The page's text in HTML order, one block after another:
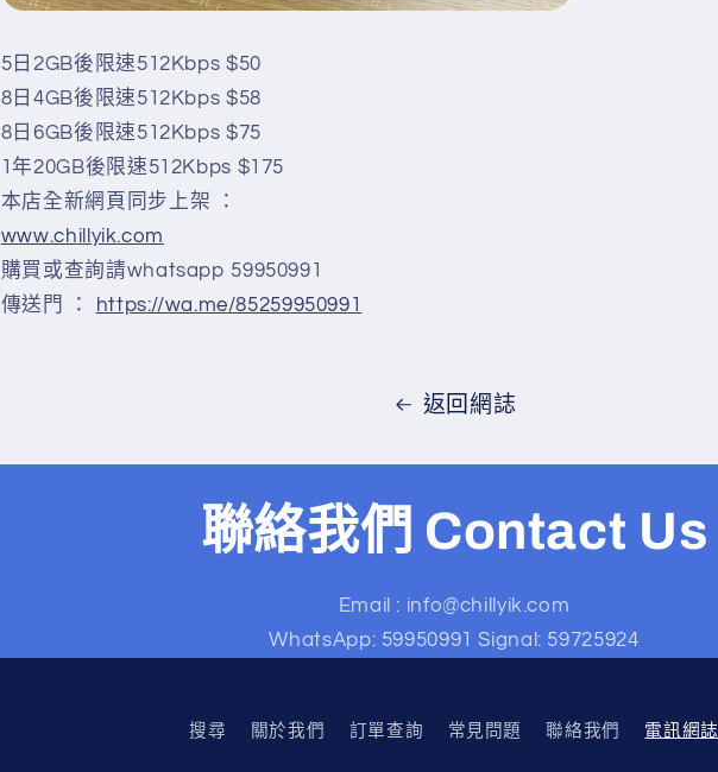
5日2GB後限速512Kbps $50
8日4GB後限速512Kbps $58
8日6GB後限速512Kbps $75
1年20GB後限速512Kbps $175
本店全新網頁同步上架 ：
www.chillyik.com
購買或查詢請whatsapp 59950991
傳送門 ：
https://wa.me/85259950991
返回網誌
聯絡我們 Contact Us
Email : info@chillyik.com
WhatsApp: 59950991 Signal: 59725924
搜尋 關於我們 訂單查詢 常見問題 聯絡我們 電訊網誌